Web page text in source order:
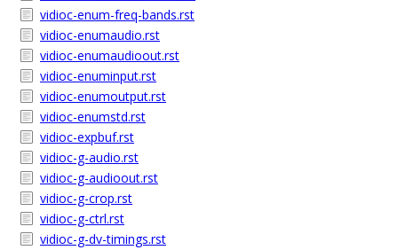
vidioc-enum-freq-bands.rst
vidioc-enumaudio.rst
vidioc-enumaudioout.rst
vidioc-enuminput.rst
vidioc-enumoutput.rst
vidioc-enumstd.rst
vidioc-expbuf.rst
vidioc-g-audio.rst
vidioc-g-audioout.rst
vidioc-g-crop.rst
vidioc-g-ctrl.rst
vidioc-g-dv-timings.rst